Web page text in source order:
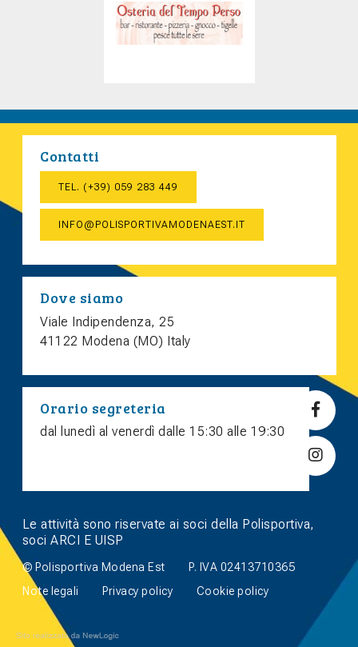
Contatti
TEL. (+39) 059 283 449
INFO@POLISPORTIVAMODENAEST.IT
Dove siamo
Viale Indipendenza, 25
41122 Modena (MO) Italy
Orario segreteria
dal lunedì al venerdì dalle 15:30 alle 19:30
Le attività sono riservate ai soci della Polisportiva,
soci ARCI E UISP
© Polisportiva Modena Est
P. IVA 02413710365
Note legali
Privacy policy Cookie policy